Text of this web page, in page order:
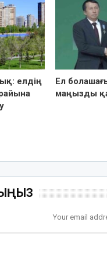
елдің
Ел
маңызды
Your email